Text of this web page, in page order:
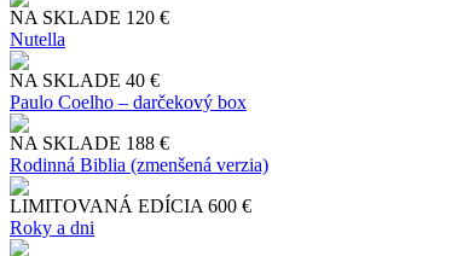
NA SKLADE 120 €
Nutella
NA SKLADE 40 €
Paulo Coelho – darčekový box
NA SKLADE 188 €
Rodinná Biblia (zmenšená verzia)
LIMITOVANÁ EDÍCIA 600 €
Roky a dni